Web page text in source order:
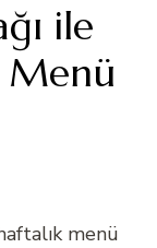
ile
Menü
menü